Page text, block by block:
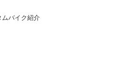
ムバイク紹介